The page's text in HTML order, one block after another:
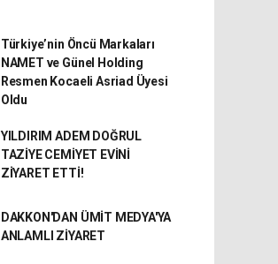
Türkiye’nin Öncü Markaları
NAMET ve Günel Holding
Resmen Kocaeli Asriad Üyesi
Oldu
YILDIRIM ADEM DOĞRUL
TAZİYE CEMİYET EVİNİ
ZİYARET ETTİ!
DAKKON'DAN ÜMİT MEDYA'YA
ANLAMLI ZİYARET